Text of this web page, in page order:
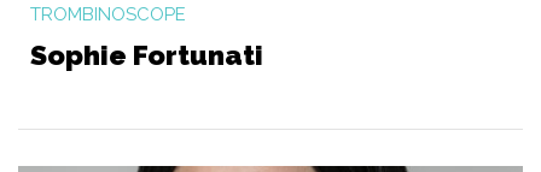
TROMBINOSCOPE
Sophie Fortunati